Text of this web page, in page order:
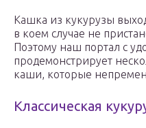
Кашка из кукурузы
в коем случае не
Поэтому наш портал с
продемонстрирует
каши, которые
Классическая